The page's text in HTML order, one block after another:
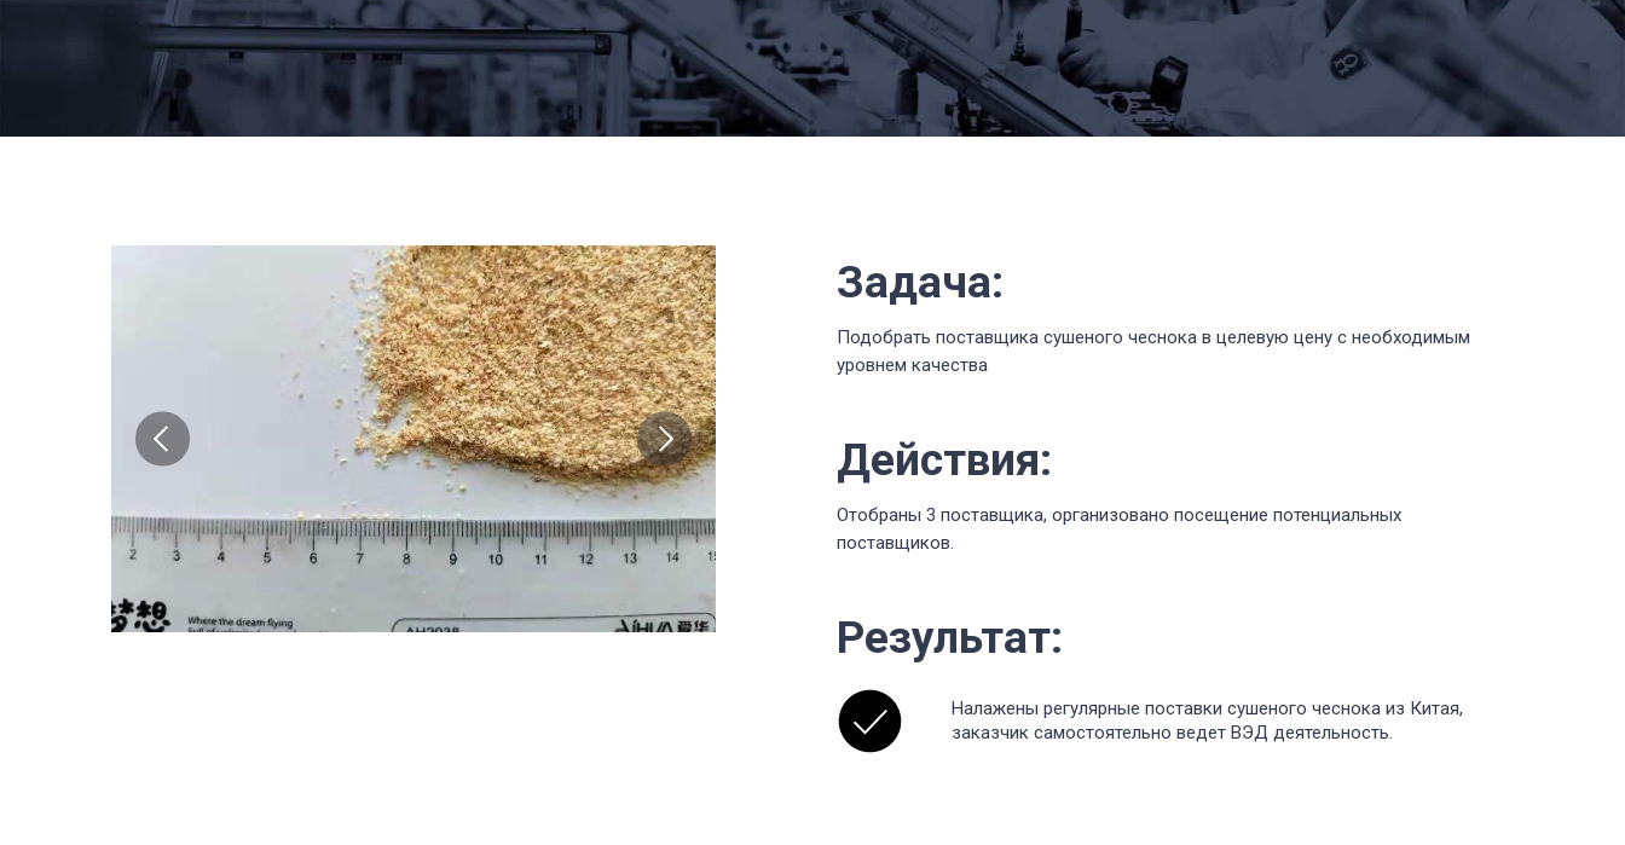
Задача:
Подобрать поставщика сушеного чеснока в целевую цену с необходимым
уровнем качества
Действия:
Отобраны 3 поставщика, организовано посещение потенциальных
поставщиков.
Результат:
Налажены регулярные поставки сушеного чеснока из Китая,
заказчик самостоятельно ведет ВЭД деятельность.